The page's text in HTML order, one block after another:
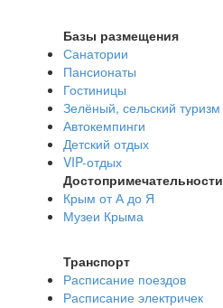
Базы размещения
Санатории
Пансионаты
Гостиницы
Зелёный, сельский туризм
Автокемпинги
Детский отдых
VIP-отдых
Достопримечательности
Крым от А до Я
Музеи Крыма
Транспорт
Расписание поездов
Расписание электричек